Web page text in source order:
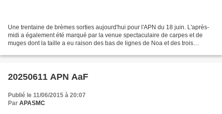
Une trentaine de brèmes sorties aujourd'hui pour l'APN du 18 juin. L'après-
midi a également été marqué par la venue spectaculaire de carpes et de
muges dont la taille a eu raison des bas de lignes de Noa et des trois
20250611 APN AaF
Publié le 11/06/2015 à 20:07
Par APASMC